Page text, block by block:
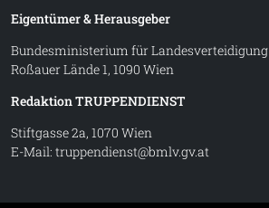
Eigentümer & Herausgeber
Bundesministerium für Landesverteidigung
Roßauer Lände 1, 1090 Wien
Redaktion TRUPPENDIENST
Stiftgasse 2a, 1070 Wien
E-Mail: truppendienst@bmlv.gv.at